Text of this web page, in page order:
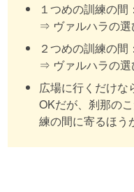
１つめの訓練の
⇒ ヴァルハラの
２つめの訓練の間
⇒ ヴァルハラの
広場に行くだけな
OKだが、刹那の
練の間に寄るほう